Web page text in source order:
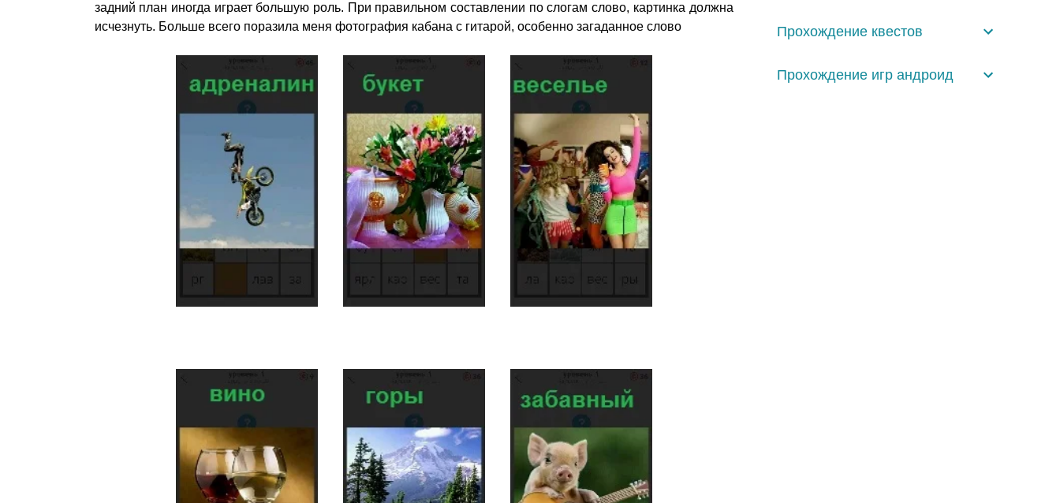
задний план иногда играет большую роль. При правильном составлении по слогам слово, картинка должна
исчезнуть. Больше всего поразила меня фотография кабана с гитарой, особенно загаданное слово
Прохождение квестов
Прохождение игр андроид